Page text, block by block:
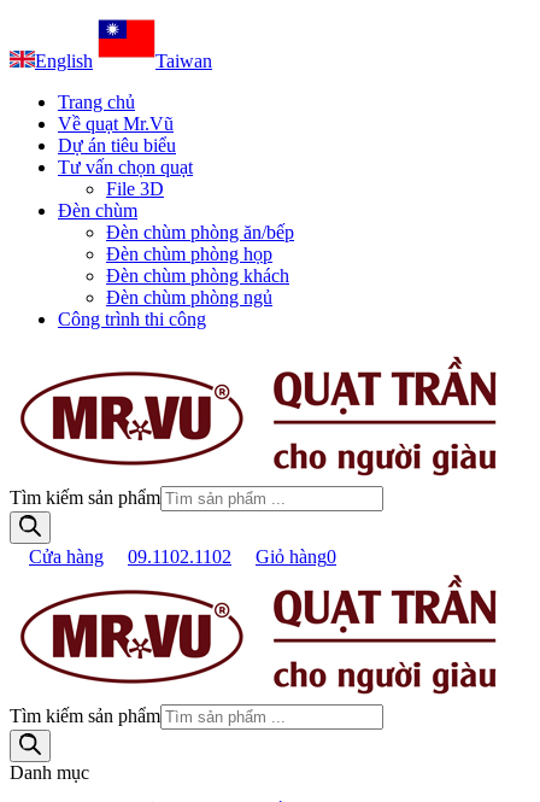
English
Taiwan
Trang chủ
Về quạt Mr.Vũ
Dự án tiêu biểu
Tư vấn chọn quạt
File 3D
Đèn chùm
Đèn chùm phòng ăn/bếp
Đèn chùm phòng họp
Đèn chùm phòng khách
Đèn chùm phòng ngủ
Công trình thi công
Tìm kiếm sản phẩm
Cửa hàng 09.1102.1102 Giỏ hàng0
Tìm kiếm sản phẩm
Danh mục